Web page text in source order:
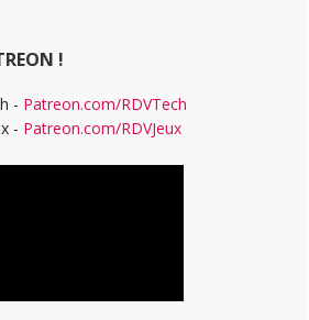
!
- Patreon.com/RDVTech
- Patreon.com/RDVJeux